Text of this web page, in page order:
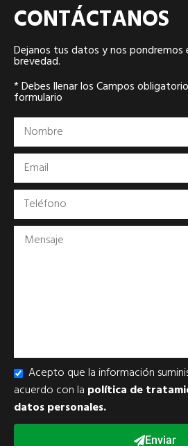
CONTÁCTANOS
Dejanos tus datos y nos
brevedad.
* Debes llenar los Campos
formulario
Acepto que la información
acuerdo con la política de
datos personales.
Enviar